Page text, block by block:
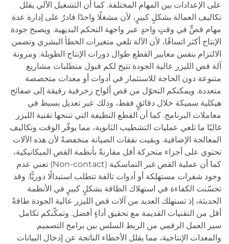
على الإعدادات بين المهام المختلفة. كما أن التشغيل الآلي يقلل
تكاليف العمالة بشكلٍ كبيرٍ، لأن مشغلًا واحدًا قادرٌ على إدارة عدة
مهام قصٍّ في وقتٍ واحدٍ عبر واجهة التحكم البديهية. ويصبح جودة
الإنتاج أكثر اتساقًا، لأن الآلة تلغي متغيرات الخطأ البشري وتضمن
الالتزام بنفس معايير القطع طوال دورات الإنتاج الطويلة. ومرونة
آلة قص الليزر عالية الجودة تتيح لكم قبول متطلبات مشاريع
متنوعة دون الحاجة للاستثمار في أدوات أو معدات متخصصة
متعددة. ويمكنكم التحوّل من قص ألواح زخرفية رقيقة إلى صفائح
هيكلية سميكة خلال دقائقٍ فقط، وذلك عبر تعديل بسيط في
معاملات البرنامج. كما أن القطع النظيفة التي تنتجها تقنية الليزر
غالبًا ما تلغي عمليات التشطيب الثانوية، مما يوفّر الوقت وتكاليف
المعالجة الإضافية. وبقيت نفقات الصيانة منخفضةً لأن هذه الآلات
تحتوي على أجزاء متحركة أقل مقارنةً بأنظمة القص الميكانيكية،
كما أن عملية القص غير التماسكية (Non-contact) تعني عدم
وجود شفرات مستهلكة أو أدوات تالفة تتطلب استبدالًا دوريًّا. وقد
تحسّنت الكفاءة في استهلاك الطاقة بشكلٍ كبيرٍ في الأنظمة
الحديثة، إذ تستهلك العديد من آلات قص الليزر عالية الجودة طاقةً
أقل من التقنيات القديمة مع تحقيق أداءٍ أفضل. وتمكّنكم تكامل
سير العمل الرقمي من الربط السلس بين برامج التصميم
والمعدات الإنتاجية، مما يقلل الأخطاء الناتجة عن إدخال البيانات